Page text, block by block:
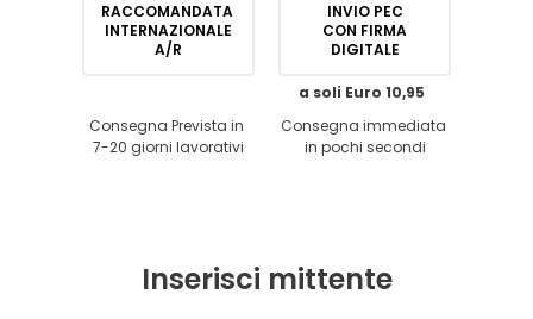
RACCOMANDATA
INTERNAZIONALE
A/R
Consegna Prevista in
7-20 giorni lavorativi
INVIO PEC
CON FIRMA
DIGITALE
a soli Euro 10,95
Consegna immediata
in pochi secondi
Inserisci mittente